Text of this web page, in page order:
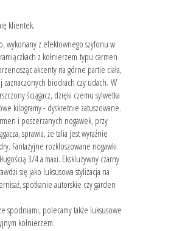
klientek.
wykonany z efektownego szyfonu w
z kołnierzem typu carmen
akcenty na górne partie ciała,
zaznaczonych biodrach czy udach. W
ściągacz, dzięki czemu sylwetka
kilogramy - dyskretnie zatuszowane.
i poszerzanych nogawek, przy
sprawia, że talia jest wyraźnie
Fantazyjne rozkloszowane nogawki
3/4 a maxi. Ekskluzywny czarny
się jako luksusowa stylizacja na
spotkanie autorskie czy garden
spodniami, polecamy także luksusowe
kołnierzem.